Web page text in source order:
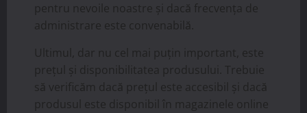
pentru nevoile noastre și dacă frecvența de
administrare este convenabilă.
Ultimul, dar nu cel mai puțin important, este
prețul și disponibilitatea produsului. Trebuie
să verificăm dacă prețul este accesibil și dacă
produsul este disponibil în magazinele online